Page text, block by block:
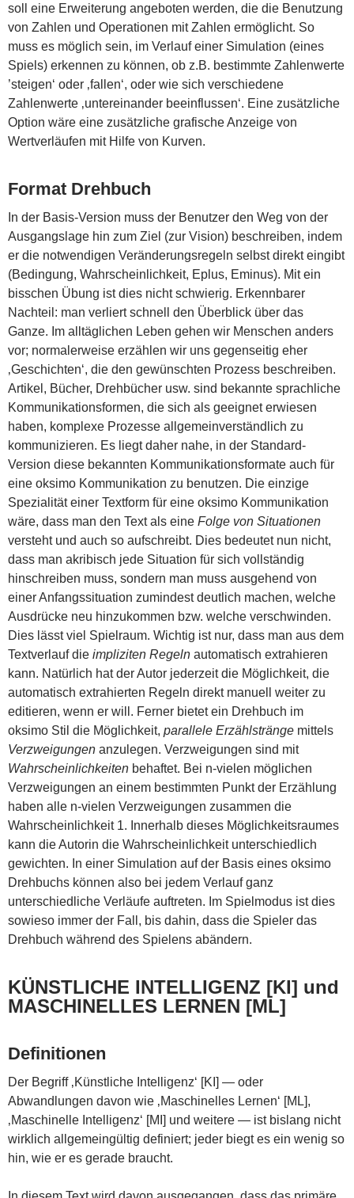
soll eine Erweiterung angeboten werden, die die Benutzung
von Zahlen und Operationen mit Zahlen ermöglicht. So
muss es möglich sein, im Verlauf einer Simulation (eines
Spiels) erkennen zu können, ob z.B. bestimmte Zahlenwerte
’steigen‘ oder ‚fallen‘, oder wie sich verschiedene
Zahlenwerte ‚untereinander beeinflussen‘. Eine zusätzliche
Option wäre eine zusätzliche grafische Anzeige von
Wertverläufen mit Hilfe von Kurven.
Format Drehbuch
In der Basis-Version muss der Benutzer den Weg von der
Ausgangslage hin zum Ziel (zur Vision) beschreiben, indem
er die notwendigen Veränderungsregeln selbst direkt eingibt
(Bedingung, Wahrscheinlichkeit, Eplus, Eminus). Mit ein
bisschen Übung ist dies nicht schwierig. Erkennbarer
Nachteil: man verliert schnell den Überblick über das
Ganze. Im alltäglichen Leben gehen wir Menschen anders
vor; normalerweise erzählen wir uns gegenseitig eher
‚Geschichten‘, die den gewünschten Prozess beschreiben.
Artikel, Bücher, Drehbücher usw. sind bekannte sprachliche
Kommunikationsformen, die sich als geeignet erwiesen
haben, komplexe Prozesse allgemeinverständlich zu
kommunizieren. Es liegt daher nahe, in der Standard-
Version diese bekannten Kommunikationsformate auch für
eine oksimo Kommunikation zu benutzen. Die einzige
Spezialität einer Textform für eine oksimo Kommunikation
wäre, dass man den Text als eine Folge von Situationen
versteht und auch so aufschreibt. Dies bedeutet nun nicht,
dass man akribisch jede Situation für sich vollständig
hinschreiben muss, sondern man muss ausgehend von
einer Anfangssituation zumindest deutlich machen, welche
Ausdrücke neu hinzukommen bzw. welche verschwinden.
Dies lässt viel Spielraum. Wichtig ist nur, dass man aus dem
Textverlauf die impliziten Regeln automatisch extrahieren
kann. Natürlich hat der Autor jederzeit die Möglichkeit, die
automatisch extrahierten Regeln direkt manuell weiter zu
editieren, wenn er will. Ferner bietet ein Drehbuch im
oksimo Stil die Möglichkeit, parallele Erzählstränge mittels
Verzweigungen anzulegen. Verzweigungen sind mit
Wahrscheinlichkeiten behaftet. Bei n-vielen möglichen
Verzweigungen an einem bestimmten Punkt der Erzählung
haben alle n-vielen Verzweigungen zusammen die
Wahrscheinlichkeit 1. Innerhalb dieses Möglichkeitsraumes
kann die Autorin die Wahrscheinlichkeit unterschiedlich
gewichten. In einer Simulation auf der Basis eines oksimo
Drehbuchs können also bei jedem Verlauf ganz
unterschiedliche Verläufe auftreten. Im Spielmodus ist dies
sowieso immer der Fall, bis dahin, dass die Spieler das
Drehbuch während des Spielens abändern.
KÜNSTLICHE INTELLIGENZ [KI] und
MASCHINELLES LERNEN [ML]
Definitionen
Der Begriff ‚Künstliche Intelligenz‘ [KI] — oder
Abwandlungen davon wie ‚Maschinelles Lernen‘ [ML],
‚Maschinelle Intelligenz‘ [MI] und weitere — ist bislang nicht
wirklich allgemeingültig definiert; jeder biegt es ein wenig so
hin, wie er es gerade braucht.